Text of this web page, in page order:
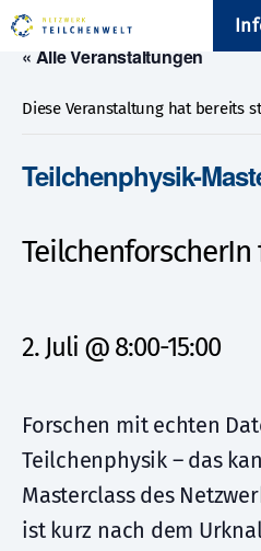
« Alle Veranstaltungen
Diese Veranstaltung hat bereits
Teilchenphysik-
TeilchenforscherIn
2. Juli @ 8:00-15:00
Forschen mit echten
Teilchenphysik – das
Masterclass des
ist kurz nach dem